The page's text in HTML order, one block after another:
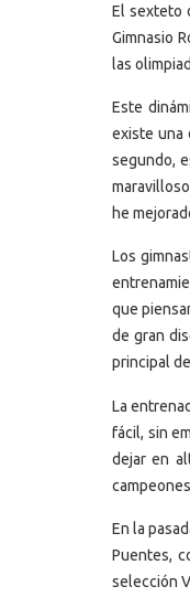
El sexteto
Gimnasio
las
Este
existe una
segundo,
he
Los
que
de gran
principal
La
fácil, sin
dejar en
En la
Puentes,
selección